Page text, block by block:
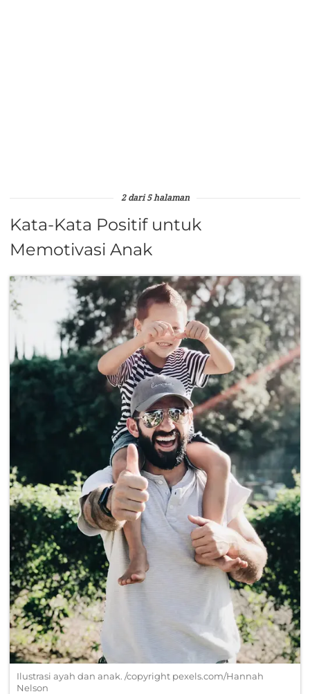
2 dari 5 halaman
Kata-Kata Positif untuk
Memotivasi Anak
Ilustrasi ayah dan anak. /copyright pexels.com/Hannah
Nelson